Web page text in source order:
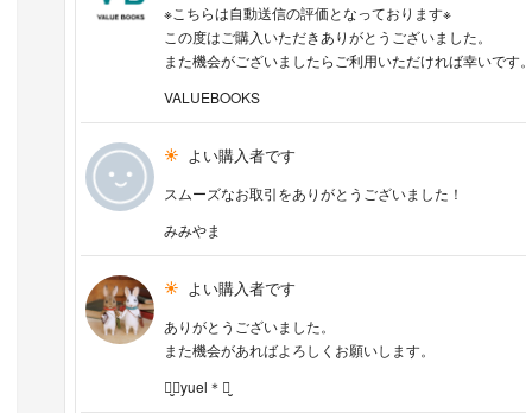
※こちらは自動送信の評価となっております※
この度はご購入いただきありがとうございました。
また機会がございましたらご利用いただければ幸いです。
VALUEBOOKS
よい購入者です
スムーズなお取引をありがとうございました！
みみやま
よい購入者です
ありがとうございました。
また機会があればよろしくお願いします。
ꪔ̤̮＊yuel＊ꪔ̤̮